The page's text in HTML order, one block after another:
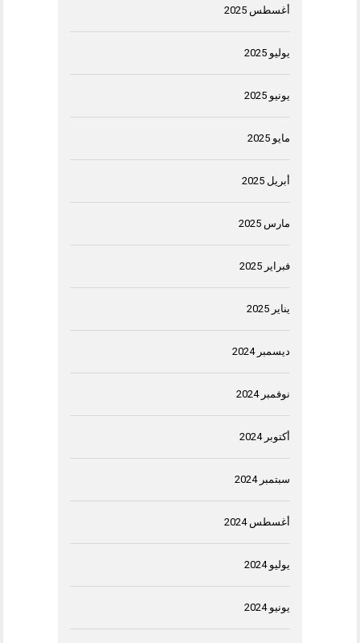
أغسطس 2025
يوليو 2025
يونيو 2025
مايو 2025
أبريل 2025
مارس 2025
فبراير 2025
يناير 2025
ديسمبر 2024
نوفمبر 2024
أكتوبر 2024
سبتمبر 2024
أغسطس 2024
يوليو 2024
يونيو 2024